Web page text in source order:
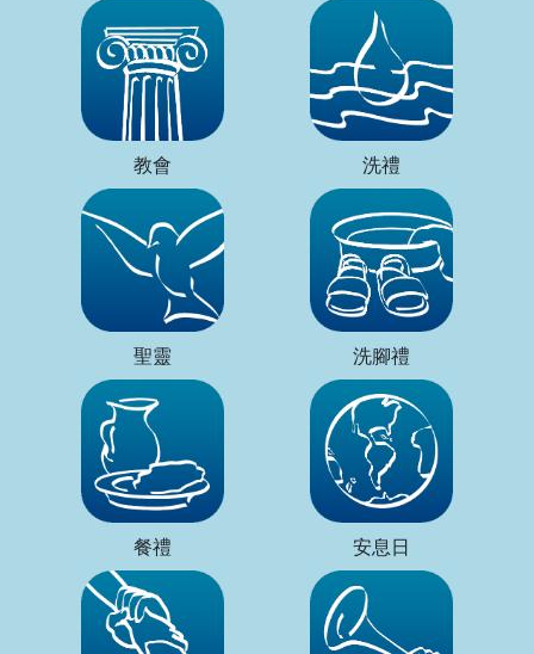
教會 洗禮
聖靈 洗腳禮
餐禮 安息日